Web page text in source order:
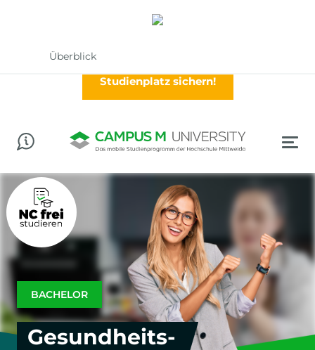
Jetzt im Wintersemester (Oktober) durchstarten!
Studienplatz sichern!
BACHELOR
Gesundheits-
Überblick